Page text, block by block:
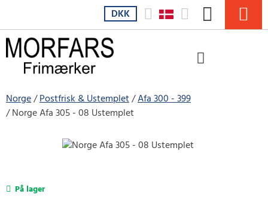
DKK
Norge Postfrisk & Ustemplet Afa 300 - 399
Norge Afa 305 - 08 Ustemplet
På lager